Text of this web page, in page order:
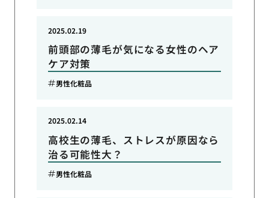
前頭部の薄毛が気になる女性のヘア
ケア対策
2025.02.19
男性化粧品
高校生の薄毛、ストレスが原因なら
治る可能性大？
2025.02.14
男性化粧品